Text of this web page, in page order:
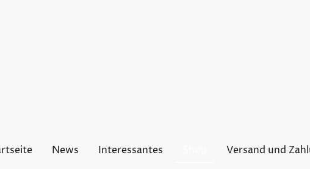
News Interessantes Versand und